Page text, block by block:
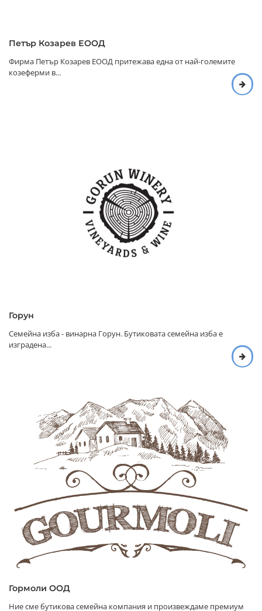
Петър Козарев ЕООД
Фирма Петър Козарев ЕООД притежава една от най-големите
козеферми в...
Горун
Семейна изба - винарна Горун. Бутиковата семейна изба е
изградена...
Гормоли ООД
Ние сме бутикова семейна компания и произвеждаме премиум